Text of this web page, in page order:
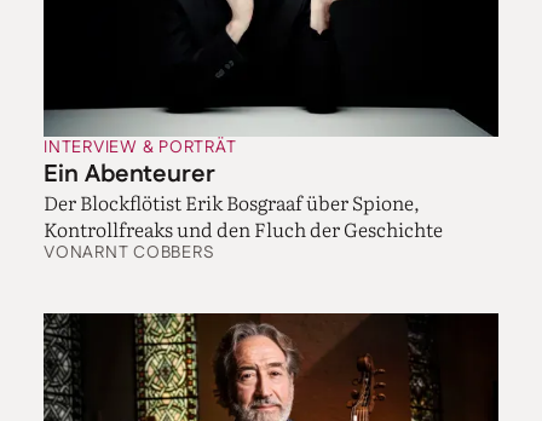
INTERVIEW & PORTRÄT
Ein Abenteurer
Der Blockflötist Erik Bosgraaf über Spione,
Kontrollfreaks und den Fluch der Geschichte
VONARNT COBBERS